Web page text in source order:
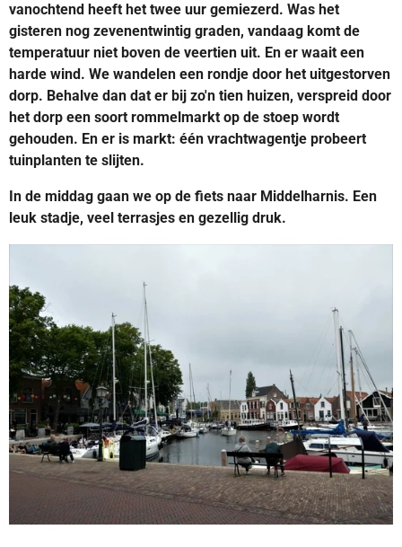
vanochtend heeft het twee uur gemiezerd. Was het
gisteren nog zevenentwintig graden, vandaag komt de
temperatuur niet boven de veertien uit. En er waait een
harde wind. We wandelen een rondje door het uitgestorven
dorp. Behalve dan dat er bij zo'n tien huizen, verspreid door
het dorp een soort rommelmarkt op de stoep wordt
gehouden. En er is markt: één vrachtwagentje probeert
tuinplanten te slijten.
In de middag gaan we op de fiets naar Middelharnis. Een
leuk stadje, veel terrasjes en gezellig druk.